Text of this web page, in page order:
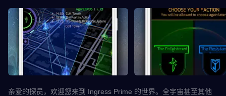
亲爱的探员，欢迎您来到 Ingress Prime 的世界。全宇宙甚至其他